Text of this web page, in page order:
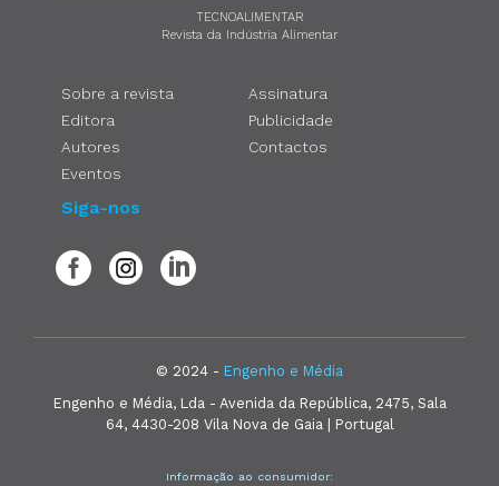
TECNOALIMENTAR
Revista da Indústria Alimentar
Sobre a revista
Editora
Autores
Eventos
Assinatura
Publicidade
Contactos
Siga-nos
© 2024 - Engenho e Média
Engenho e Média, Lda - Avenida da República, 2475, Sala
64, 4430-208 Vila Nova de Gaia | Portugal
Informação ao consumidor: